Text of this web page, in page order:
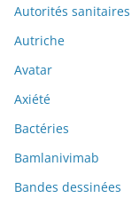
Autorités sanitaires
Autriche
Avatar
Axiété
Bactéries
Bamlanivimab
Bandes dessinées